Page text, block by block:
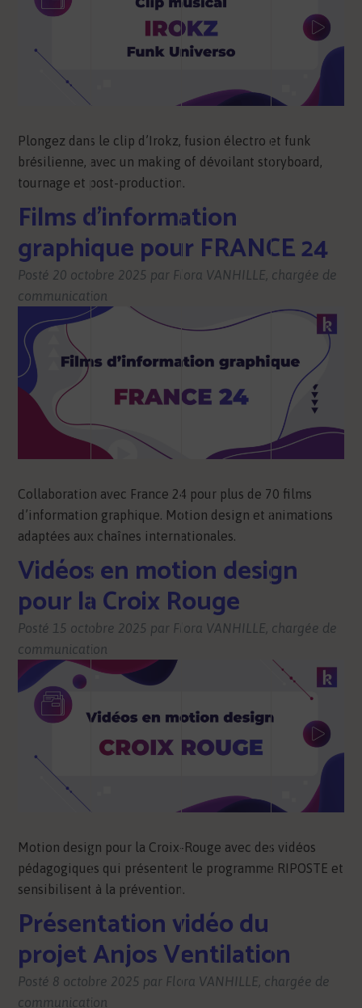
Plongez dans le clip d’Irokz, fusion électro et funk
brésilienne, avec un making of dévoilant storyboard,
tournage et post-production.
Films d’information
graphique pour FRANCE 24
Posté 20 octobre 2025 par Flora VANHILLE, chargée de
communication
Collaboration avec France 24 pour plus de 70 films
d’information graphique. Motion design et animations
adaptées aux chaînes internationales.
Vidéos en motion design
pour la Croix Rouge
Posté 15 octobre 2025 par Flora VANHILLE, chargée de
communication
Motion design pour la Croix-Rouge avec des vidéos
pédagogiques qui présentent le programme RIPOSTE et
sensibilisent à la prévention.
Présentation vidéo du
projet Anjos Ventilation
Posté 8 octobre 2025 par Flora VANHILLE, chargée de
communication